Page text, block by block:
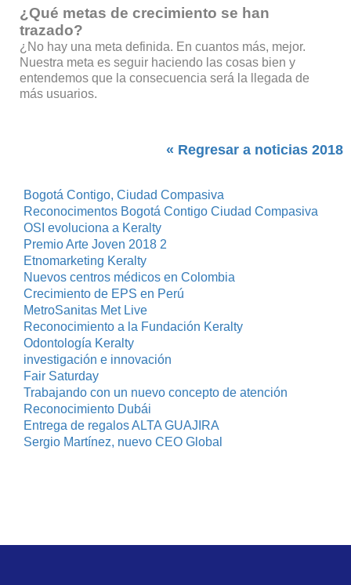
¿Qué metas de crecimiento se han
trazado?
¿No hay una meta definida. En cuantos más, mejor.
Nuestra meta es seguir haciendo las cosas bien y
entendemos que la consecuencia será la llegada de
más usuarios.
« Regresar a noticias 2018
Bogotá Contigo, Ciudad Compasiva
Reconocimentos Bogotá Contigo Ciudad Compasiva
OSI evoluciona a Keralty
Premio Arte Joven 2018 2
Etnomarketing Keralty
Nuevos centros médicos en Colombia
Crecimiento de EPS en Perú
MetroSanitas Met Live
Reconocimiento a la Fundación Keralty
Odontología Keralty
investigación e innovación
Fair Saturday
Trabajando con un nuevo concepto de atención
Reconocimiento Dubái
Entrega de regalos ALTA GUAJIRA
Sergio Martínez, nuevo CEO Global